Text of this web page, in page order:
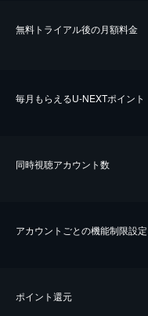
無料トライアル後の⽉額料金
毎⽉もらえるU-NEXTポイント
同時視聴アカウント数
アカウントごとの機能制限設定
ポイント還元